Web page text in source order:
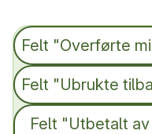
Felt "Overførte
Felt "Ubrukte
Felt "Utbetalt